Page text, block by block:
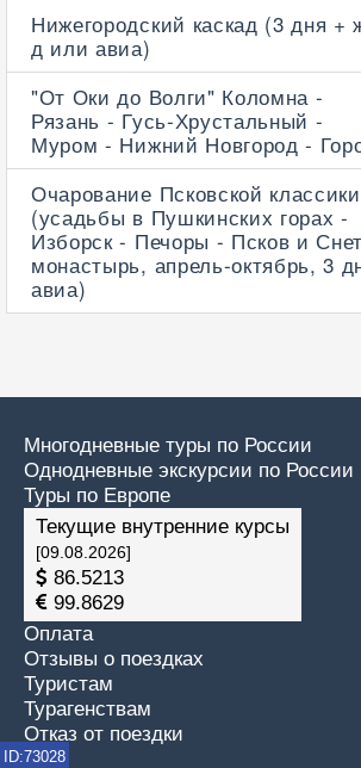
Нижегородский каскад (3 дня +
д или авиа)
"От Оки до Волги" Коломна -
Рязань - Гусь-Хрустальный -
Муром - Нижний Новгород -
Очарование Псковской классики
(усадьбы в Пушкинских горах -
Изборск - Печоры - Псков и
монастырь, апрель-октябрь, 3
авиа)
Многодневные туры по России
Однодневные экскурсии по России
Туры по Европе
Текущие внутренние курсы
[09.08.2026]
86.5213
99.8629
Оплата
Отзывы о поездках
Туристам
Турагенствам
Отказ от поездки
ID:73028